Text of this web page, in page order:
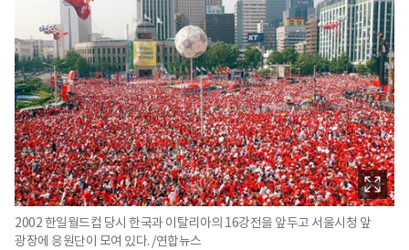
2002 한일월드컵 당시 한국과 이탈리아의 16강전을 앞두고 서울시청 앞
광장에 응원단이 모여 있다. /연합뉴스